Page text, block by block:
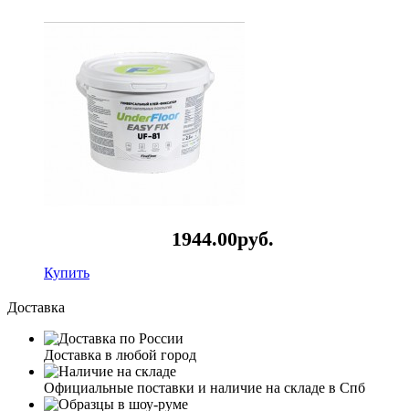
1944.00руб.
Купить
Доставка
Доставка в любой город
Официальные поставки и наличие на складе в Спб